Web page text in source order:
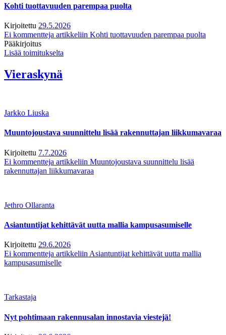
Kohti tuottavuuden parempaa puolta
Kirjoitettu 29.5.2026
Ei kommentteja artikkeliin Kohti tuottavuuden parempaa puolta
Pääkirjoitus
Lisää toimitukselta
Vieraskynä
Jarkko Liuska
Muuntojoustava suunnittelu lisää rakennuttajan liikkumavaraa
Kirjoitettu 7.7.2026
Ei kommentteja artikkeliin Muuntojoustava suunnittelu lisää
rakennuttajan liikkumavaraa
Jethro Ollaranta
Asiantuntijat kehittävät uutta mallia kampusasumiselle
Kirjoitettu 29.6.2026
Ei kommentteja artikkeliin Asiantuntijat kehittävät uutta mallia
kampusasumiselle
Tarkastaja
Nyt pohtimaan rakennusalan innostavia viestejä!